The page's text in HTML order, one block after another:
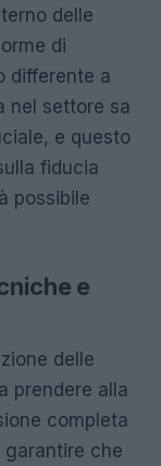
delle
di
differente a
nel settore sa
e questo
fiducia
possibile
e
delle
prendere alla
completa
garantire che